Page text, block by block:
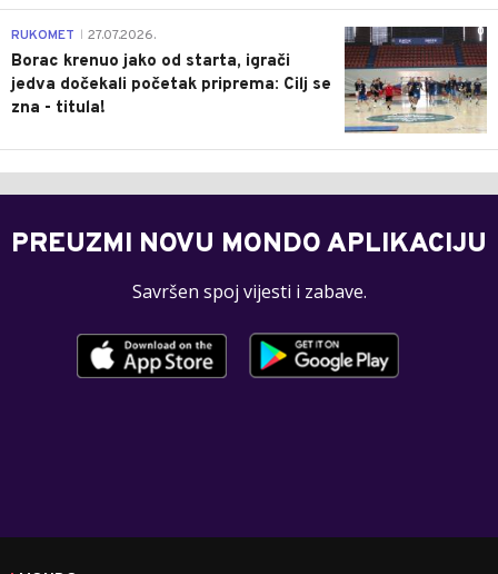
0
RUKOMET 27.07.2026.
Borac krenuo jako od starta, igrači
jedva dočekali početak priprema: Cilj se
zna - titula!
PREUZMI NOVU MONDO APLIKACIJU
Savršen spoj vijesti i zabave.